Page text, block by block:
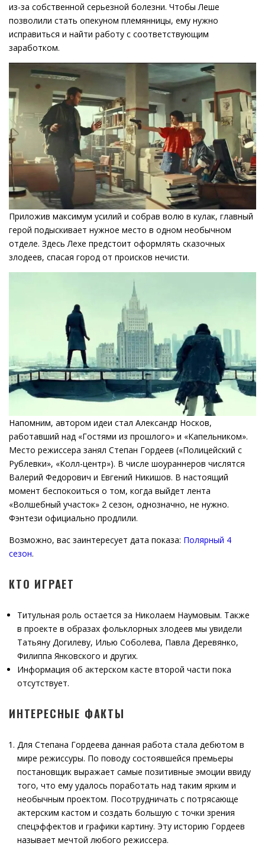
из-за собственной серьезной болезни. Чтобы Леше
позволили стать опекуном племянницы, ему нужно
исправиться и найти работу с соответствующим
заработком.
Приложив максимум усилий и собрав волю в кулак, главный
герой подыскивает нужное место в одном необычном
отделе. Здесь Лехе предстоит оформлять сказочных
злодеев, спасая город от происков нечисти.
Напомним, автором идеи стал Александр Носков,
работавший над «Гостями из прошлого» и «Капельником».
Место режиссера занял Степан Гордеев («Полицейский с
Рублевки», «Колл-центр»). В числе шоураннеров числятся
Валерий Федорович и Евгений Никишов. В настоящий
момент беспокоиться о том, когда выйдет лента
«Волшебный участок» 2 сезон, однозначно, не нужно.
Фэнтези официально продлили.
Возможно, вас заинтересует дата показа: Полярный 4
сезон.
КТО ИГРАЕТ
Титульная роль остается за Николаем Наумовым. Также
в проекте в образах фольклорных злодеев мы увидели
Татьяну Догилеву, Илью Соболева, Павла Деревянко,
Филиппа Янковского и других.
Информация об актерском касте второй части пока
отсутствует.
ИНТЕРЕСНЫЕ ФАКТЫ
Для Степана Гордеева данная работа стала дебютом в
мире режиссуры. По поводу состоявшейся премьеры
постановщик выражает самые позитивные эмоции ввиду
того, что ему удалось поработать над таким ярким и
необычным проектом. Посотрудничать с потрясающе
актерским кастом и создать большую с точки зрения
спецэффектов и графики картину. Эту историю Гордеев
называет мечтой любого режиссера.